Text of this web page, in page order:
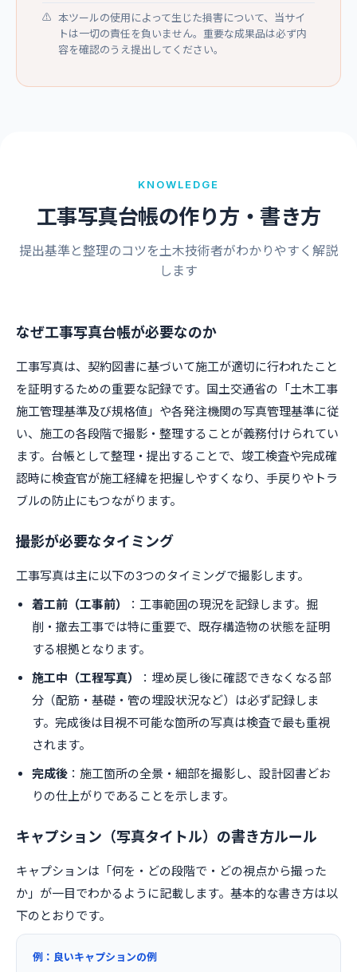
本ツールの使用によって生じた損害について、当サイ
トは一切の責任を負いません。重要な成果品は必ず内
容を確認のうえ提出してください。
KNOWLEDGE
工事写真台帳の作り方・書き方
提出基準と整理のコツを土木技術者がわかりやすく解説
します
なぜ工事写真台帳が必要なのか
工事写真は、契約図書に基づいて施工が適切に行われたこと
を証明するための重要な記録です。国土交通省の「土木工事
施工管理基準及び規格値」や各発注機関の写真管理基準に従
い、施工の各段階で撮影・整理することが義務付けられてい
ます。台帳として整理・提出することで、竣工検査や完成確
認時に検査官が施工経緯を把握しやすくなり、手戻りやトラ
ブルの防止にもつながります。
撮影が必要なタイミング
工事写真は主に以下の3つのタイミングで撮影します。
着工前（工事前）
：工事範囲の現況を記録します。掘
削・撤去工事では特に重要で、既存構造物の状態を証明
する根拠となります。
施工中（工程写真）
：埋め戻し後に確認できなくなる部
分（配筋・基礎・管の埋設状況など）は必ず記録しま
す。完成後は目視不可能な箇所の写真は検査で最も重視
されます。
完成後 ：施工箇所の全景・細部を撮影し、設計図書どお
りの仕上がりであることを示します。
キャプション（写真タイトル）の書き方ルール
キャプションは「何を・どの段階で・どの視点から撮った
か」が一目でわかるように記載します。基本的な書き方は以
下のとおりです。
例：良いキャプションの例